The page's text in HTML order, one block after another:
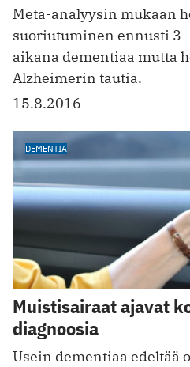
Meta-analyysin mukaan
suoriutuminen ennusti
aikana dementiaa mutta
Alzheimerin tautia.
15.8.2016
DEMENTIA
Muistisairaat ajavat
diagnoosia
Usein dementiaa edeltää